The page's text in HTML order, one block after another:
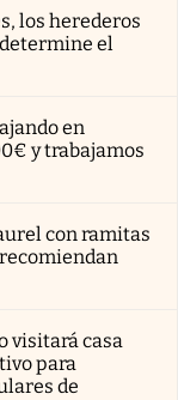
los herederos
el
en
y trabajamos
con ramitas
visitará casa
para
de